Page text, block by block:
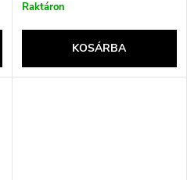
Raktáron
KOSÁRBA